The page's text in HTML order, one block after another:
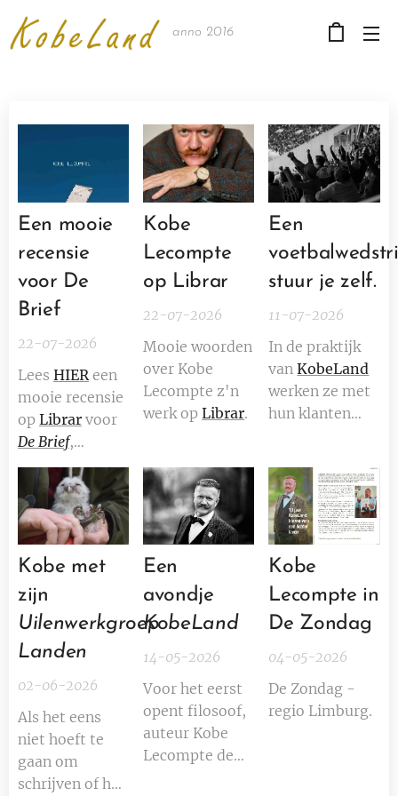
anno 2016
Een mooie
recensie
voor De
Brief
22-07-2026
Lees HIER een
mooie recensie
op Librar voor
De Brief,
geschreven
door auteur
Kobe
Lecompte.
Kobe
Lecompte
op Librar
22-07-2026
Mooie woorden
over Kobe
Lecompte z'n
werk opLibrar.
Een
stuur je zelf.
11-07-2026
In de praktijk
vanKobeLand
werken ze met
hun klanten
Kobe met
zijn
Uilenwerkgroep
Landen
02-06-2026
Als het eens
niet hoeft te
gaan om
schrijven of het
Een
avondje
KobeLand
14-05-2026
Voor het eerst
opent filosoof,
auteur Kobe
Lecompte de
Kobe
Lecompte in
De Zondag
04-05-2026
De Zondag -
regio Limburg.